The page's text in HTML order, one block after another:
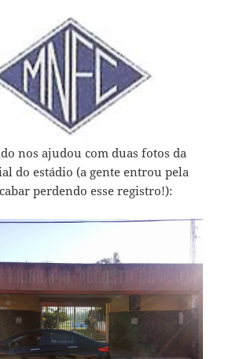
nos ajudou com duas fotos da
do estádio (a gente entrou pela
perdendo esse registro!):